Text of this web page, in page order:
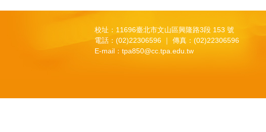
校址：11696臺北市文山區興隆路3段 153 號
電話：(02)22306596 ｜ 傳真：(02)22306596
E-mail： tpa850@cc.tpa.edu.tw